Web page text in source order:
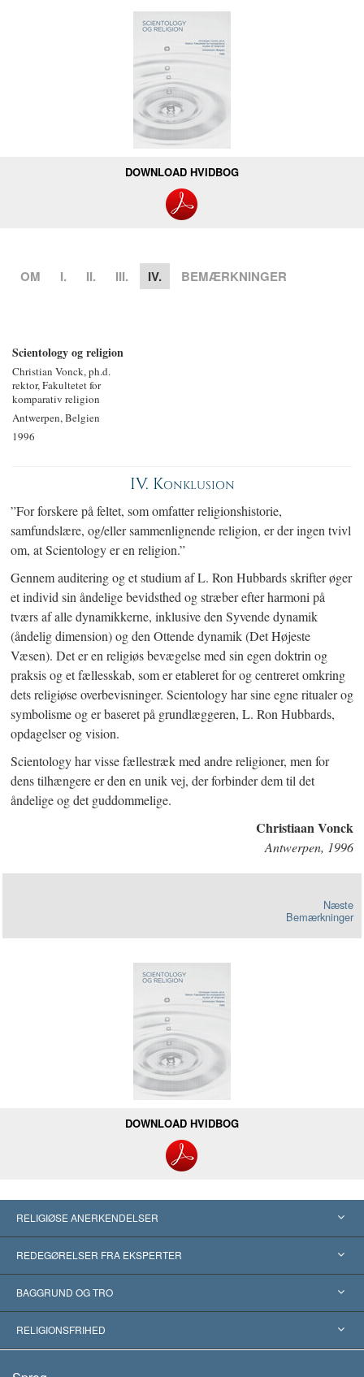
DOWNLOAD HVIDBOG
OM I. II. III. IV. BEMÆRKNINGER
Scientology og religion
Christian Vonck, ph.d.
rektor, Fakultetet for
komparativ religion
Antwerpen, Belgien
1996
IV. Konklusion
”For forskere på feltet, som omfatter religionshistorie,
samfundslære, og/eller sammenlignende religion, er der ingen tvivl
om, at Scientology er en religion.”
Gennem auditering og et studium af L. Ron Hubbards skrifter øger
et individ sin åndelige bevidsthed og stræber efter harmoni på
tværs af alle dynamikkerne, inklusive den Syvende dynamik
(åndelig dimension) og den Ottende dynamik (Det Højeste
Væsen). Det er en religiøs bevægelse med sin egen doktrin og
praksis og et fællesskab, som er etableret for og centreret omkring
dets religiøse overbevisninger. Scientology har sine egne ritualer og
symbolisme og er baseret på grundlæggeren, L. Ron Hubbards,
opdagelser og vision.
Scientology har visse fællestræk med andre religioner, men for
dens tilhængere er den en unik vej, der forbinder dem til det
åndelige og det guddommelige.
Christiaan Vonck
Antwerpen, 1996
Næste
Bemærkninger
DOWNLOAD HVIDBOG
RELIGIØSE ANERKENDELSER
USA
Anerkendelser fra hele verden
Skelsættende kendelser
REDEGØRELSER FRA EKSPERTER
Kategoriserede redegørelser
Verdens førende eksperter
BAGGRUND OG TRO
L. Ron Hubbard
RELIGIONSFRIHED